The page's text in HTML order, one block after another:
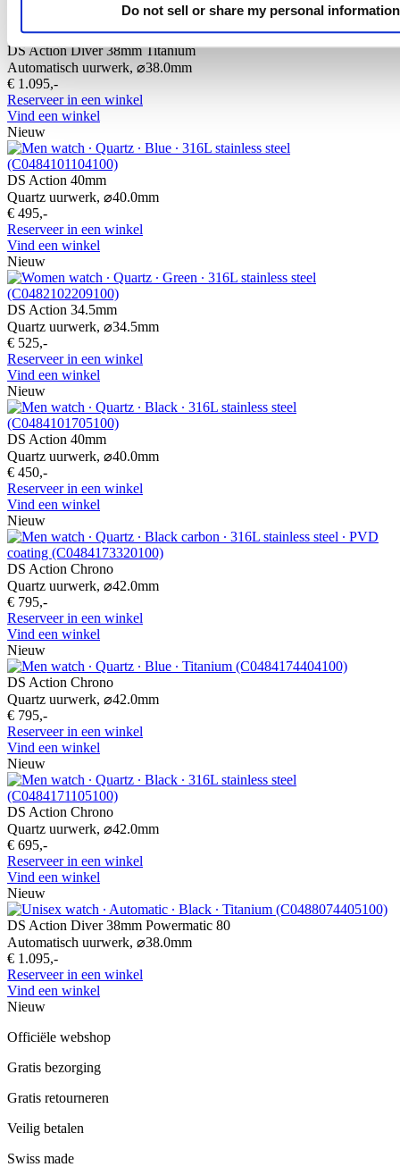
Do not sell or share my personal information
DS Action Diver 38mm Titanium
Automatisch uurwerk, ⌀38.0mm
€ 1.095,-
Reserveer in een winkel
Vind een winkel
Nieuw
DS Action 40mm
Quartz uurwerk, ⌀40.0mm
€ 495,-
Reserveer in een winkel
Vind een winkel
Nieuw
DS Action 34.5mm
Quartz uurwerk, ⌀34.5mm
€ 525,-
Reserveer in een winkel
Vind een winkel
Nieuw
DS Action 40mm
Quartz uurwerk, ⌀40.0mm
€ 450,-
Reserveer in een winkel
Vind een winkel
Nieuw
DS Action Chrono
Quartz uurwerk, ⌀42.0mm
€ 795,-
Reserveer in een winkel
Vind een winkel
Nieuw
DS Action Chrono
Quartz uurwerk, ⌀42.0mm
€ 795,-
Reserveer in een winkel
Vind een winkel
Nieuw
DS Action Chrono
Quartz uurwerk, ⌀42.0mm
€ 695,-
Reserveer in een winkel
Vind een winkel
Nieuw
DS Action Diver 38mm Powermatic 80
Automatisch uurwerk, ⌀38.0mm
€ 1.095,-
Reserveer in een winkel
Vind een winkel
Nieuw
Officiële webshop
Gratis bezorging
Gratis retourneren
Veilig betalen
Swiss made